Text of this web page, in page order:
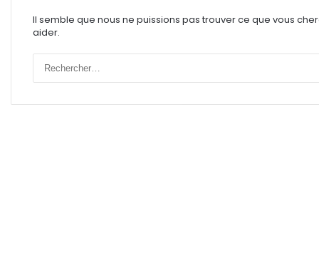
Il semble que nous ne puissions pas trouver ce que vous
aider.